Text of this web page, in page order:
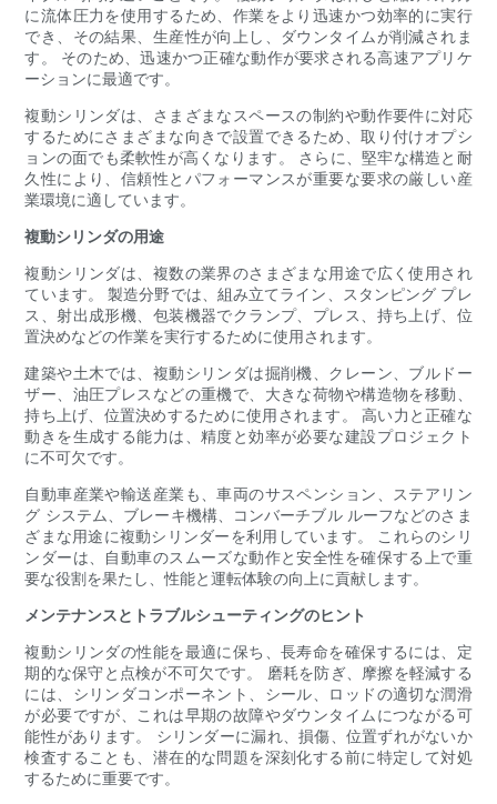
に流体圧力を使用するため、作業をより迅速かつ効率的に実行
でき、その結果、生産性が向上し、ダウンタイムが削減されま
す。 そのため、迅速かつ正確な動作が要求される高速アプリケ
ーションに最適です。
複動シリンダは、さまざまなスペースの制約や動作要件に対応
するためにさまざまな向きで設置できるため、取り付けオプシ
ョンの面でも柔軟性が高くなります。 さらに、堅牢な構造と耐
久性により、信頼性とパフォーマンスが重要な要求の厳しい産
業環境に適しています。
複動シリンダの用途
複動シリンダは、複数の業界のさまざまな用途で広く使用され
ています。 製造分野では、組み立てライン、スタンピング プレ
ス、射出成形機、包装機器でクランプ、プレス、持ち上げ、位
置決めなどの作業を実行するために使用されます。
建築や土木では、複動シリンダは掘削機、クレーン、ブルドー
ザー、油圧プレスなどの重機で、大きな荷物や構造物を移動、
持ち上げ、位置決めするために使用されます。 高い力と正確な
動きを生成する能力は、精度と効率が必要な建設プロジェクト
に不可欠です。
自動車産業や輸送産業も、車両のサスペンション、ステアリン
グ システム、ブレーキ機構、コンバーチブル ルーフなどのさま
ざまな用途に複動シリンダーを利用しています。 これらのシリ
ンダーは、自動車のスムーズな動作と安全性を確保する上で重
要な役割を果たし、性能と運転体験の向上に貢献します。
メンテナンスとトラブルシューティングのヒント
複動シリンダの性能を最適に保ち、長寿命を確保するには、定
期的な保守と点検が不可欠です。 磨耗を防ぎ、摩擦を軽減する
には、シリンダコンポーネント、シール、ロッドの適切な潤滑
が必要ですが、これは早期の故障やダウンタイムにつながる可
能性があります。 シリンダーに漏れ、損傷、位置ずれがないか
検査することも、潜在的な問題を深刻化する前に特定して対処
するために重要です。